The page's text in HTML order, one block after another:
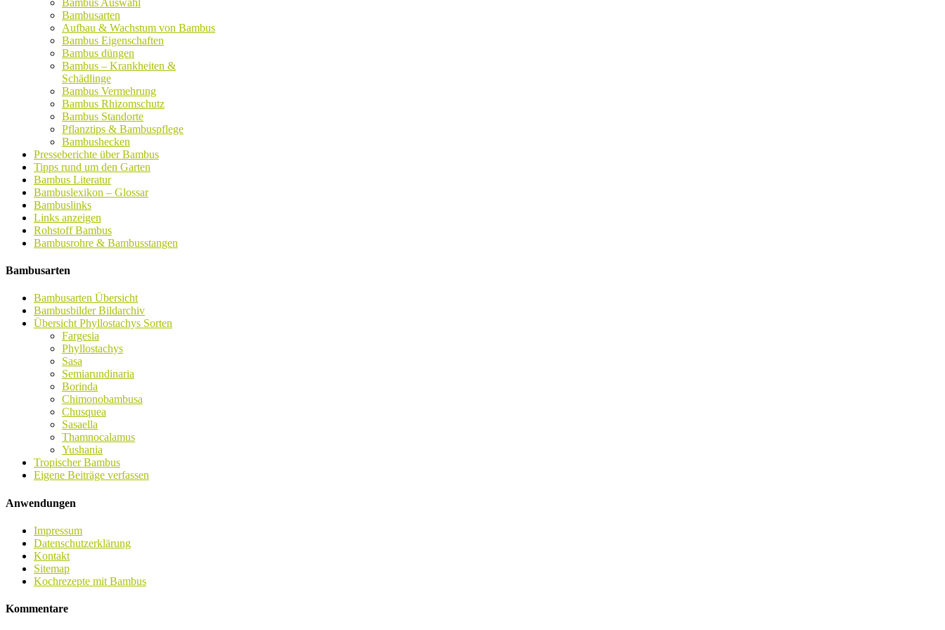
Bambusarten
Aufbau & Wachstum von Bambus
Bambus Eigenschaften
Bambus düngen
Bambus – Krankheiten &
Schädlinge
Bambus Vermehrung
Bambus Rhizomschutz
Bambus Standorte
Pflanztips & Bambuspflege
Bambushecken
Presseberichte über Bambus
Tipps rund um den Garten
Bambus Literatur
Bambuslexikon – Glossar
Bambuslinks
Links anzeigen
Rohstoff Bambus
Bambusrohre & Bambusstangen
Bambusarten
Bambusarten Übersicht
Bambusbilder Bildarchiv
Übersicht Phyllostachys Sorten
Fargesia
Phyllostachys
Sasa
Semiarundinaria
Borinda
Chimonobambusa
Chusquea
Sasaella
Thamnocalamus
Yushania
Tropischer Bambus
Eigene Beiträge verfassen
Anwendungen
Impressum
Datenschutzerklärung
Kontakt
Sitemap
Kochrezepte mit Bambus
Kommentare